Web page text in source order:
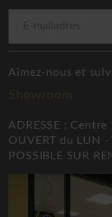
Aimez-nous et
ADRESSE :
OUVERT du LUN
POSSIBLE SUR